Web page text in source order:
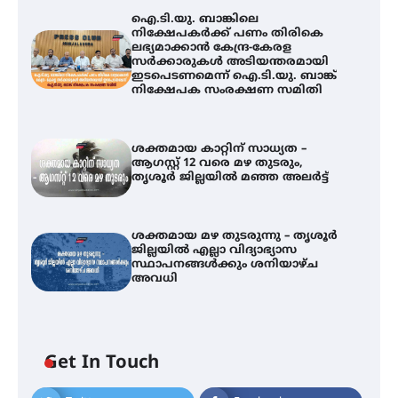
ഐ.ടി.യു. ബാങ്കിലെ
നിക്ഷേപകർക്ക് പണം തിരികെ
ലഭ്യമാക്കാൻ കേന്ദ്ര-കേരള
സർക്കാരുകൾ അടിയന്തരമായി
ഇടപെടണമെന്ന് ഐ.ടി.യു. ബാങ്ക്
നിക്ഷേപക സംരക്ഷണ സമിതി
ശക്തമായ കാറ്റിന് സാധ്യത –
ആഗസ്റ്റ് 12 വരെ മഴ തുടരും,
തൃശൂർ ജില്ലയിൽ മഞ്ഞ അലർട്ട്
ശക്തമായ മഴ തുടരുന്നു – തൃശൂർ
ജില്ലയിൽ എല്ലാ വിദ്യാഭ്യാസ
സ്ഥാപനങ്ങൾക്കും ശനിയാഴ്ച
അവധി
Get In Touchഐ.ടി.യു. ബാങ്കിലെ
നിക്ഷേപകർക്ക് പണം തിരികെ
ലഭ്യമാക്കാൻ കേന്ദ്ര-കേരള